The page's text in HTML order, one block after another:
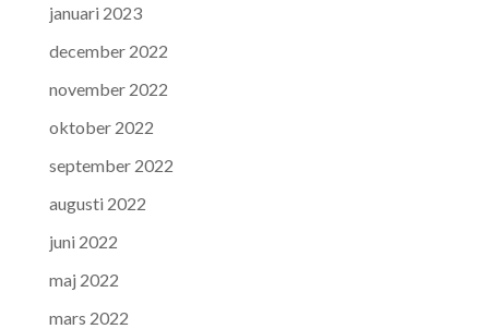
januari 2023
december 2022
november 2022
oktober 2022
september 2022
augusti 2022
juni 2022
maj 2022
mars 2022